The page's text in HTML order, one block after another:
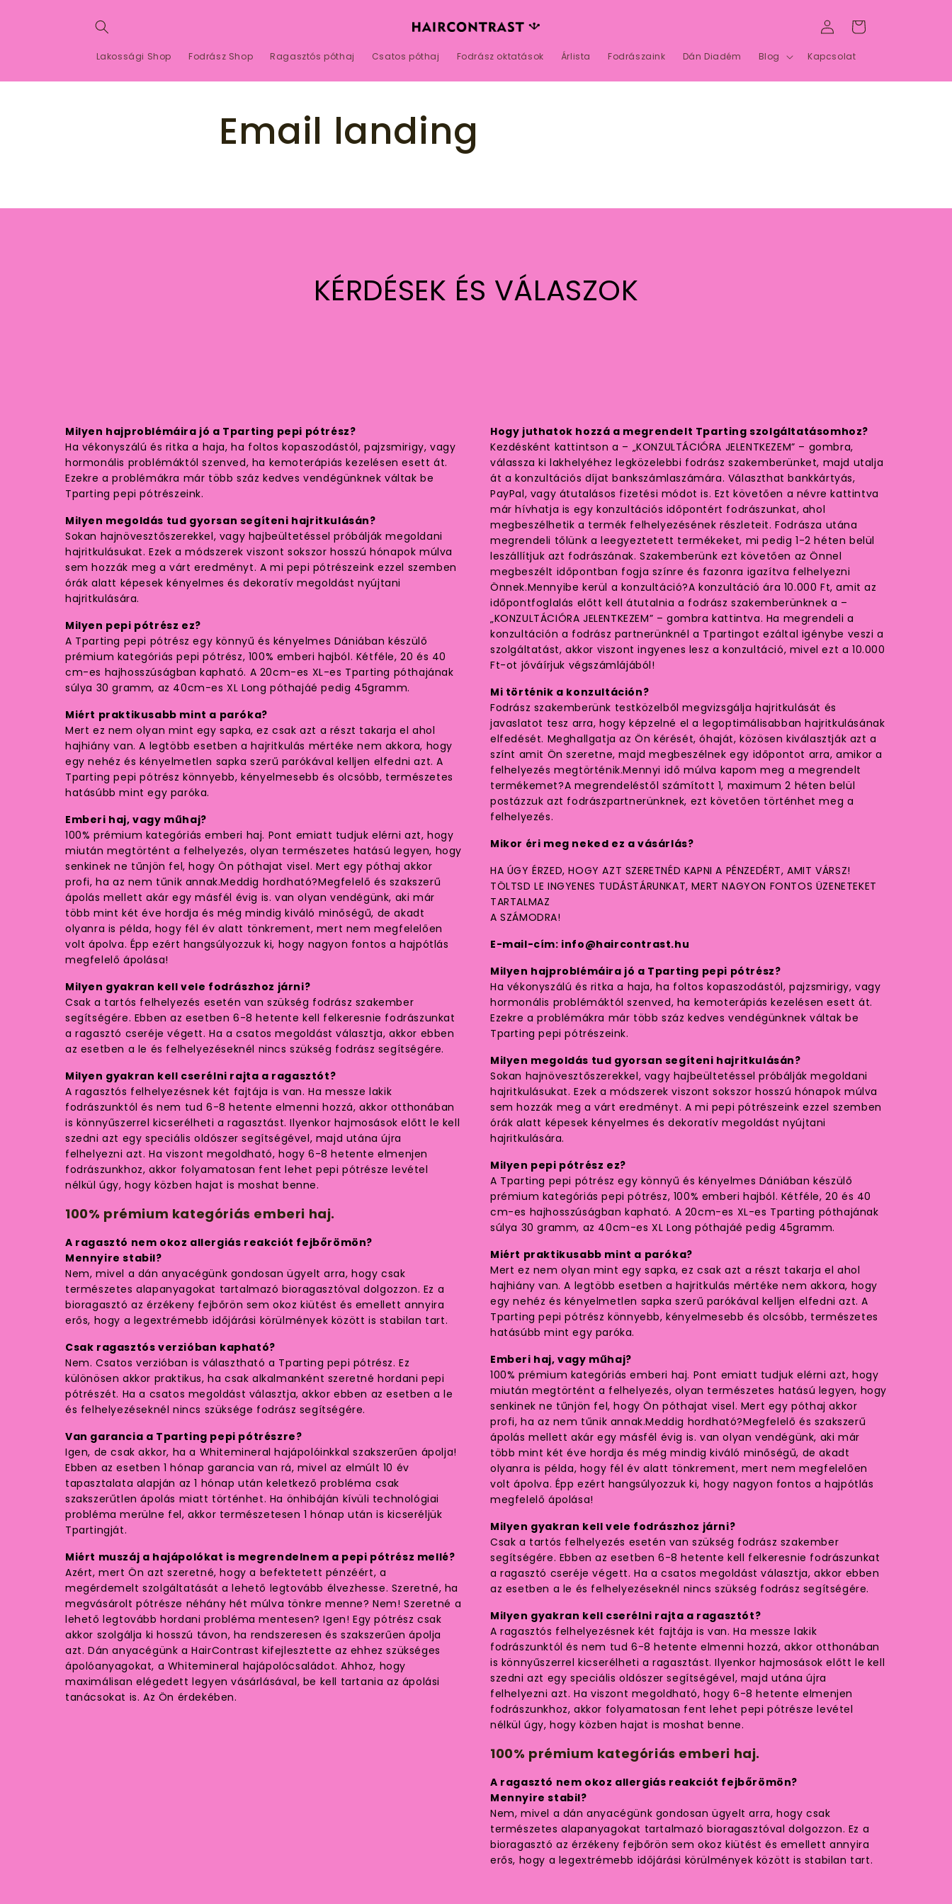
Lakossági Shop Fodrász Shop Ragasztós póthaj Csatos póthaj Fodrász oktatások Árlista Fodrászaink Dán Diadém Blog Kapcsolat
Bejelentkezés
Kosár
Email landing
KÉRDÉSEK ÉS VÁLASZOK
Milyen hajproblémáira jó a Tparting pepi pótrész?
Ha vékonyszálú és ritka a haja, ha foltos kopaszodástól, pajzsmirigy, vagy
hormonális problémáktól szenved, ha kemoterápiás kezelésen esett át.
Ezekre a problémákra már több száz kedves vendégünknek váltak be
Tparting pepi pótrészeink.
Milyen megoldás tud gyorsan segíteni hajritkulásán?
Sokan hajnövesztőszerekkel, vagy hajbeültetéssel próbálják megoldani
hajritkulásukat. Ezek a módszerek viszont sokszor hosszú hónapok múlva
sem hozzák meg a várt eredményt. A mi pepi pótrészeink ezzel szemben
órák alatt képesek kényelmes és dekoratív megoldást nyújtani
hajritkulására.
Milyen pepi pótrész ez?
A Tparting pepi pótrész egy könnyű és kényelmes Dániában készülő
prémium kategóriás pepi pótrész, 100% emberi hajból. Kétféle, 20 és 40
cm-es hajhosszúságban kapható. A 20cm-es XL-es Tparting póthajának
súlya 30 gramm, az 40cm-es XL Long póthajáé pedig 45gramm.
Miért praktikusabb mint a paróka?
Mert ez nem olyan mint egy sapka, ez csak azt a részt takarja el ahol
hajhiány van. A legtöbb esetben a hajritkulás mértéke nem akkora, hogy
egy nehéz és kényelmetlen sapka szerű parókával kelljen elfedni azt. A
Tparting pepi pótrész könnyebb, kényelmesebb és olcsóbb, természetes
hatásúbb mint egy paróka.
Emberi haj, vagy műhaj?
100% prémium kategóriás emberi haj. Pont emiatt tudjuk elérni azt, hogy
miután megtörtént a felhelyezés, olyan természetes hatású legyen, hogy
senkinek ne tűnjön fel, hogy Ön póthajat visel. Mert egy póthaj akkor
profi, ha az nem tűnik annak.Meddig hordható?Megfelelő és szakszerű
ápolás mellett akár egy másfél évig is. van olyan vendégünk, aki már
több mint két éve hordja és még mindig kiváló minőségű, de akadt
olyanra is példa, hogy fél év alatt tönkrement, mert nem megfelelően
volt ápolva. Épp ezért hangsúlyozzuk ki, hogy nagyon fontos a hajpótlás
megfelelő ápolása!
Milyen gyakran kell vele fodrászhoz járni?
Csak a tartós felhelyezés esetén van szükség fodrász szakember
segítségére. Ebben az esetben 6-8 hetente kell felkeresnie fodrászunkat
a ragasztó cseréje végett. Ha a csatos megoldást választja, akkor ebben
az esetben a le és felhelyezéseknél nincs szükség fodrász segítségére.
Milyen gyakran kell cserélni rajta a ragasztót?
A ragasztós felhelyezésnek két fajtája is van. Ha messze lakik
fodrászunktól és nem tud 6-8 hetente elmenni hozzá, akkor otthonában
is könnyűszerrel kicserélheti a ragasztást. Ilyenkor hajmosások előtt le kell
szedni azt egy speciális oldószer segítségével, majd utána újra
felhelyezni azt. Ha viszont megoldható, hogy 6-8 hetente elmenjen
fodrászunkhoz, akkor folyamatosan fent lehet pepi pótrésze levétel
nélkül úgy, hogy közben hajat is moshat benne.
100% prémium kategóriás emberi haj.
A ragasztó nem okoz allergiás reakciót fejbőrömön?
Mennyire stabil?
Nem, mivel a dán anyacégünk gondosan ügyelt arra, hogy csak
természetes alapanyagokat tartalmazó bioragasztóval dolgozzon. Ez a
bioragasztó az érzékeny fejbőrön sem okoz kiütést és emellett annyira
erős, hogy a legextrémebb időjárási körülmények között is stabilan tart.
Csak ragasztós verzióban kapható?
Nem. Csatos verzióban is választható a Tparting pepi pótrész. Ez
különösen akkor praktikus, ha csak alkalmanként szeretné hordani pepi
pótrészét. Ha a csatos megoldást választja, akkor ebben az esetben a le
és felhelyezéseknél nincs szüksége fodrász segítségére.
Van garancia a Tparting pepi pótrészre?
Igen, de csak akkor, ha a Whitemineral hajápolóinkkal szakszerűen ápolja!
Ebben az esetben 1 hónap garancia van rá, mivel az elmúlt 10 év
tapasztalata alapján az 1 hónap után keletkező probléma csak
szakszerűtlen ápolás miatt történhet. Ha önhibáján kívüli technológiai
probléma merülne fel, akkor természetesen 1 hónap után is kicseréljük
Tpartingját.
Miért muszáj a hajápolókat is megrendelnem a pepi pótrész mellé?
Azért, mert Ön azt szeretné, hogy a befektetett pénzéért, a
megérdemelt szolgáltatását a lehető legtovább élvezhesse. Szeretné, ha
megvásárolt pótrésze néhány hét múlva tönkre menne? Nem! Szeretné a
lehető legtovább hordani probléma mentesen? Igen! Egy pótrész csak
akkor szolgálja ki hosszú távon, ha rendszeresen és szakszerűen ápolja
azt. Dán anyacégünk a HairContrast kifejlesztette az ehhez szükséges
ápolóanyagokat, a Whitemineral hajápolócsaládot. Ahhoz, hogy
maximálisan elégedett legyen vásárlásával, be kell tartania az ápolási
tanácsokat is. Az Ön érdekében.
Hogy juthatok hozzá a megrendelt Tparting szolgáltatásomhoz?
Kezdésként kattintson a – „KONZULTÁCIÓRA JELENTKEZEM” – gombra,
válassza ki lakhelyéhez legközelebbi fodrász szakemberünket, majd utalja
át a konzultációs díjat bankszámlaszámára. Választhat bankkártyás,
PayPal, vagy átutalásos fizetési módot is. Ezt követően a névre kattintva
már hívhatja is egy konzultációs időpontért fodrászunkat, ahol
megbeszélhetik a termék felhelyezésének részleteit. Fodrásza utána
megrendeli tőlünk a leegyeztetett termékeket, mi pedig 1-2 héten belül
leszállítjuk azt fodrászának. Szakemberünk ezt követően az Önnel
megbeszélt időpontban fogja színre és fazonra igazítva felhelyezni
Önnek.Mennyibe kerül a konzultáció?A konzultáció ára 10.000 Ft, amit az
időpontfoglalás előtt kell átutalnia a fodrász szakemberünknek a –
„KONZULTÁCIÓRA JELENTKEZEM” – gombra kattintva. Ha megrendeli a
konzultáción a fodrász partnerünknél a Tpartingot ezáltal igénybe veszi a
szolgáltatást, akkor viszont ingyenes lesz a konzultáció, mivel ezt a 10.000
Ft-ot jóváírjuk végszámlájából!
Mi történik a konzultáción?
Fodrász szakemberünk testközelből megvizsgálja hajritkulását és
javaslatot tesz arra, hogy képzelné el a legoptimálisabban hajritkulásának
elfedését. Meghallgatja az Ön kérését, óhaját, közösen kiválasztják azt a
színt amit Ön szeretne, majd megbeszélnek egy időpontot arra, amikor a
felhelyezés megtörténik.Mennyi idő múlva kapom meg a megrendelt
termékemet?A megrendeléstől számított 1, maximum 2 héten belül
postázzuk azt fodrászpartnerünknek, ezt követően történhet meg a
felhelyezés.
Mikor éri meg neked ez a vásárlás?
HA ÚGY ÉRZED, HOGY AZT SZERETNÉD KAPNI A PÉNZEDÉRT, AMIT VÁRSZ!
TÖLTSD LE INGYENES TUDÁSTÁRUNKAT, MERT NAGYON FONTOS ÜZENETEKET
TARTALMAZ
A SZÁMODRA!
E-mail-cím: info@haircontrast.hu
Milyen hajproblémáira jó a Tparting pepi pótrész?
Ha vékonyszálú és ritka a haja, ha foltos kopaszodástól, pajzsmirigy, vagy
hormonális problémáktól szenved, ha kemoterápiás kezelésen esett át.
Ezekre a problémákra már több száz kedves vendégünknek váltak be
Tparting pepi pótrészeink.
Milyen megoldás tud gyorsan segíteni hajritkulásán?
Sokan hajnövesztőszerekkel, vagy hajbeültetéssel próbálják megoldani
hajritkulásukat. Ezek a módszerek viszont sokszor hosszú hónapok múlva
sem hozzák meg a várt eredményt. A mi pepi pótrészeink ezzel szemben
órák alatt képesek kényelmes és dekoratív megoldást nyújtani
hajritkulására.
Milyen pepi pótrész ez?
A Tparting pepi pótrész egy könnyű és kényelmes Dániában készülő
prémium kategóriás pepi pótrész, 100% emberi hajból. Kétféle, 20 és 40
cm-es hajhosszúságban kapható. A 20cm-es XL-es Tparting póthajának
súlya 30 gramm, az 40cm-es XL Long póthajáé pedig 45gramm.
Miért praktikusabb mint a paróka?
Mert ez nem olyan mint egy sapka, ez csak azt a részt takarja el ahol
hajhiány van. A legtöbb esetben a hajritkulás mértéke nem akkora, hogy
egy nehéz és kényelmetlen sapka szerű parókával kelljen elfedni azt. A
Tparting pepi pótrész könnyebb, kényelmesebb és olcsóbb, természetes
hatásúbb mint egy paróka.
Emberi haj, vagy műhaj?
100% prémium kategóriás emberi haj. Pont emiatt tudjuk elérni azt, hogy
miután megtörtént a felhelyezés, olyan természetes hatású legyen, hogy
senkinek ne tűnjön fel, hogy Ön póthajat visel. Mert egy póthaj akkor
profi, ha az nem tűnik annak.Meddig hordható?Megfelelő és szakszerű
ápolás mellett akár egy másfél évig is. van olyan vendégünk, aki már
több mint két éve hordja és még mindig kiváló minőségű, de akadt
olyanra is példa, hogy fél év alatt tönkrement, mert nem megfelelően
volt ápolva. Épp ezért hangsúlyozzuk ki, hogy nagyon fontos a hajpótlás
megfelelő ápolása!
Milyen gyakran kell vele fodrászhoz járni?
Csak a tartós felhelyezés esetén van szükség fodrász szakember
segítségére. Ebben az esetben 6-8 hetente kell felkeresnie fodrászunkat
a ragasztó cseréje végett. Ha a csatos megoldást választja, akkor ebben
az esetben a le és felhelyezéseknél nincs szükség fodrász segítségére.
Milyen gyakran kell cserélni rajta a ragasztót?
A ragasztós felhelyezésnek két fajtája is van. Ha messze lakik
fodrászunktól és nem tud 6-8 hetente elmenni hozzá, akkor otthonában
is könnyűszerrel kicserélheti a ragasztást. Ilyenkor hajmosások előtt le kell
szedni azt egy speciális oldószer segítségével, majd utána újra
felhelyezni azt. Ha viszont megoldható, hogy 6-8 hetente elmenjen
fodrászunkhoz, akkor folyamatosan fent lehet pepi pótrésze levétel
nélkül úgy, hogy közben hajat is moshat benne.
100% prémium kategóriás emberi haj.
A ragasztó nem okoz allergiás reakciót fejbőrömön?
Mennyire stabil?
Nem, mivel a dán anyacégünk gondosan ügyelt arra, hogy csak
természetes alapanyagokat tartalmazó bioragasztóval dolgozzon. Ez a
bioragasztó az érzékeny fejbőrön sem okoz kiütést és emellett annyira
erős, hogy a legextrémebb időjárási körülmények között is stabilan tart.